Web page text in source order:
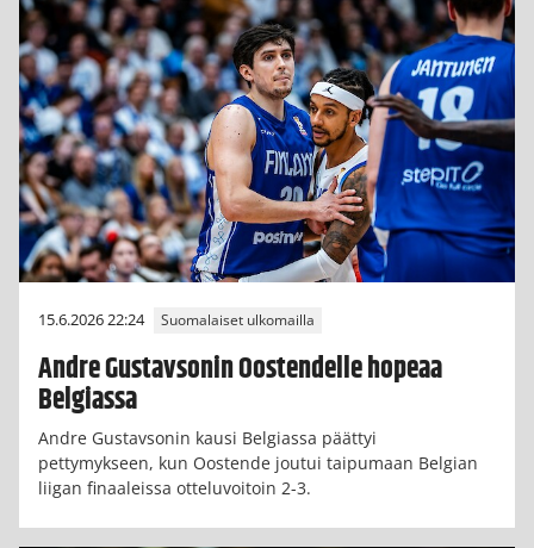
15.6.2026 22:24 Suomalaiset ulkomailla
Andre Gustavsonin Oostendelle hopeaa
Belgiassa
Andre Gustavsonin kausi Belgiassa päättyi
pettymykseen, kun Oostende joutui taipumaan Belgian
liigan finaaleissa otteluvoitoin 2-3.